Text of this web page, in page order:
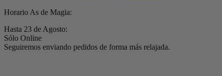
Horario As de Magia:
Hasta 23 de Agosto:
Sólo Online
Seguiremos enviando pedidos de forma más relajada.